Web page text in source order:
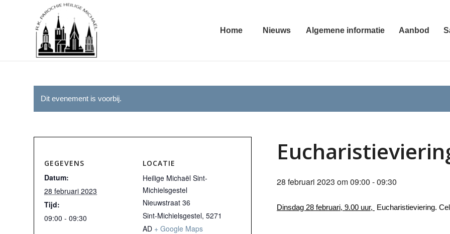
Home Nieuws Algemene informatie Aanbod
Dit evenement is voorbij.
28 februari 2023 om 09:00 -09:30
Dinsdag 28 februari, 9.00 uur, Eucharistieviering.
GEGEVENS
Datum:
28 februari 2023
Tijd:
09:00 - 09:30
LOCATIE
Heilige Michaël Sint-
Michielsgestel
Nieuwstraat 36
Sint-Michielsgestel, 5271
AD + Google Maps